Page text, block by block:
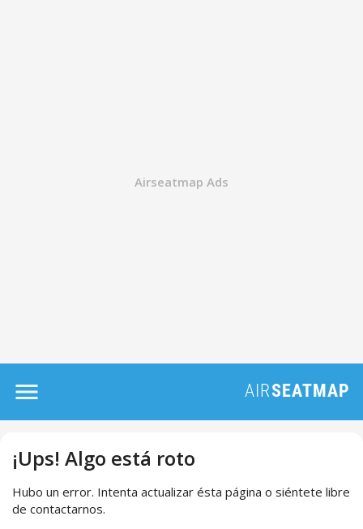
¡Ups! Algo está roto
Hubo un error. Intenta actualizar ésta página o siéntete libre
de contactarnos.